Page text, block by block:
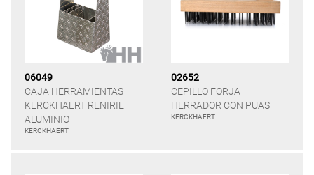
06049
CAJA HERRAMIENTAS
KERCKHAERT RENIRIE
ALUMINIO
KERCKHAERT
02652
CEPILLO FORJA
HERRADOR CON PUAS
KERCKHAERT